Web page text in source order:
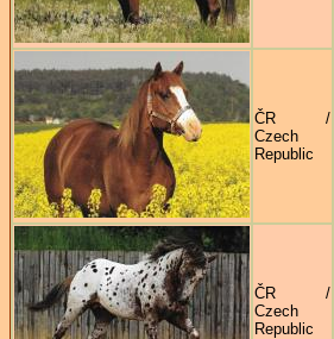
ČR /
Czech
Republic
ČR /
Czech
Republic